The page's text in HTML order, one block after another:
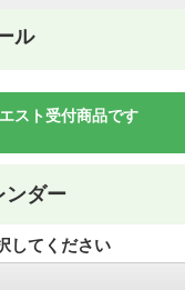
ル
スト受付商品です
ンダー
してください